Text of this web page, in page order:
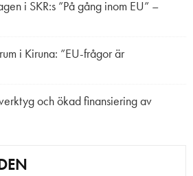
i SKR:s ”På gång inom EU” –
i Kiruna: ”EU-frågor är
och ökad finansiering av